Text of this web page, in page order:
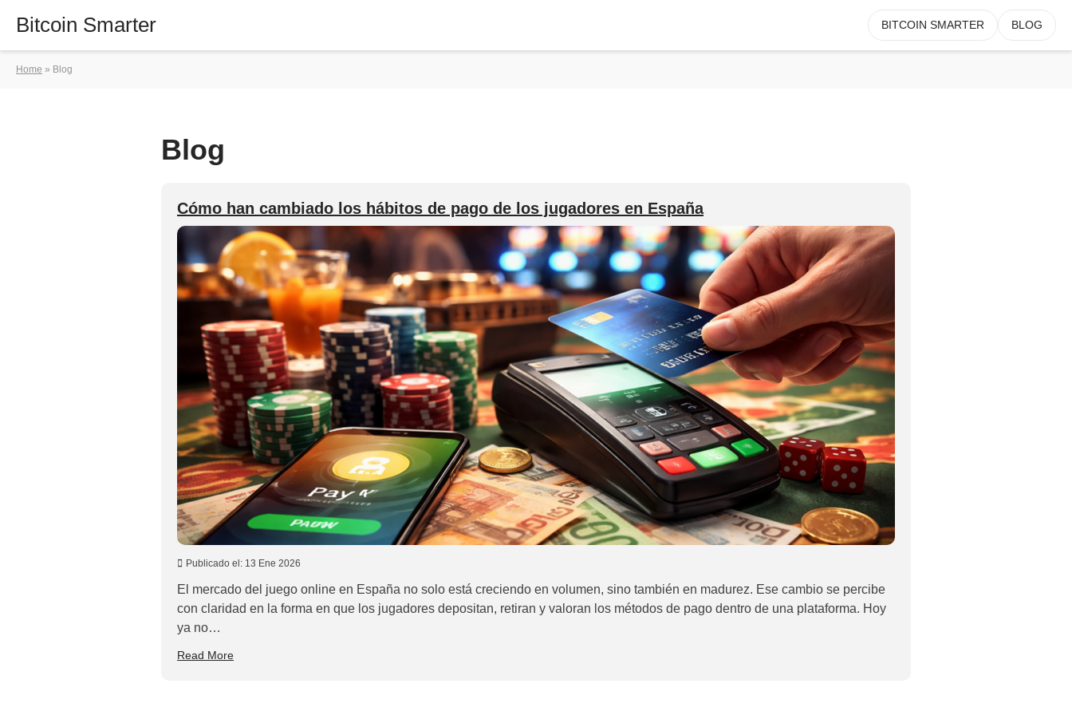
Bitcoin Smarter BITCOIN SMARTER BLOG
Home » Blog
Blog
Cómo han cambiado los hábitos de pago de los jugadores en España
Publicado el: 13 Ene 2026
El mercado del juego online en España no solo está creciendo en volumen, sino también en madurez. Ese cambio se percibe
con claridad en la forma en que los jugadores depositan, retiran y valoran los métodos de pago dentro de una plataforma. Hoy
ya no…
Read More